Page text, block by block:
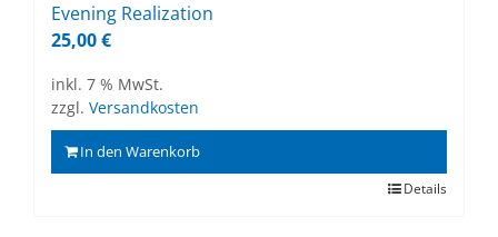
Evening Rea­liza­ti­on
25,00€
inkl. 7 % MwSt.
zzgl. Versandkosten
In den Warenkorb
Details